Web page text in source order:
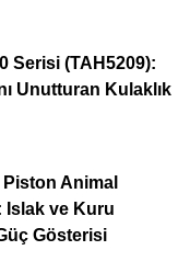
Serisi (TAH5209):
Unutturan Kulaklık
Animal
Islak ve Kuru
Gösterisi